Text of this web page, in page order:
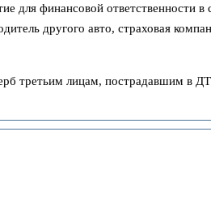
финансовой ответственности в
другого авто, страховая
третьим лицам, пострадавшим в